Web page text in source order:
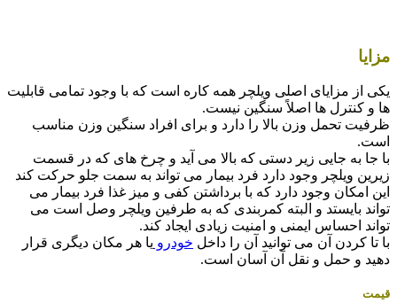
مزایا
یکی از مزایای اصلی ویلچر همه کاره است که با وجود تمامی قابلیت
ها و کنترل ها اصلاً سنگین نیست.
ظرفیت تحمل وزن بالا را دارد و برای افراد سنگین وزن مناسب
است.
با جا به جایی زیر دستی که بالا می آید و چرخ های که در قسمت
زیرین ویلچر وجود دارد فرد بیمار می تواند به سمت جلو حرکت کند
این امکان وجود دارد که با برداشتن کفی و میز غذا فرد بیمار می
تواند بایستد و البته کمربندی که به طرفین ویلچر وصل است می
تواند احساس ایمنی و امنیت زیادی ایجاد کند.
با تا کردن آن می توانید آن را داخل خودرو یا هر مکان دیگری قرار
دهید و حمل و نقل آن آسان است.
قیمت